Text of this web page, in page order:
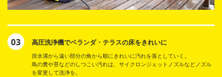
03 高圧洗浄機でベランダ・テラスの床をきれいに
排水溝から遠い部分の角から順にきれいに汚れを落としていく。
鳥の糞や苔などのしつこい汚れは、サイクロンジェットノズルなどノズル
を変更して洗浄を。